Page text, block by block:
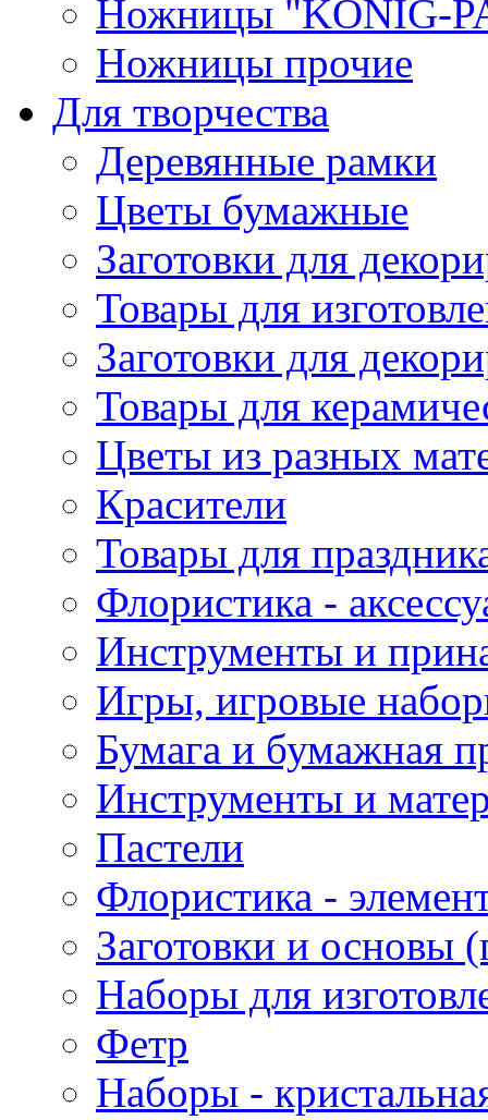
Ножницы "KONIG-
Ножницы прочие
Для творчества
Деревянные рамки
Цветы бумажные
Заготовки для
Товары для
Заготовки для
Товары для
Цветы из разных
Красители
Товары для
Флористика -
Инструменты и
Игры, игровые
Бумага и бумажная
Инструменты и
Пастели
Флористика -
Заготовки и основы
Наборы для
Фетр
Наборы -